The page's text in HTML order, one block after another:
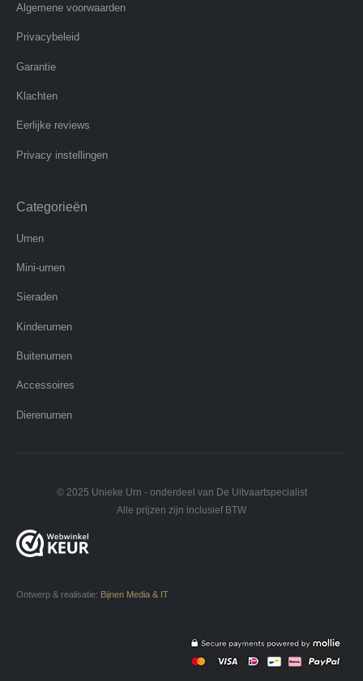
Algemene voorwaarden
Privacybeleid
Garantie
Klachten
Eerlijke reviews
Privacy instellingen
Categorieën
Urnen
Mini-urnen
Sieraden
Kinderurnen
Buitenurnen
Accessoires
Dierenurnen
© 2025 Unieke Urn - onderdeel van De Uitvaartspecialist
Alle prijzen zijn inclusief BTW
Ontwerp & realisatie: Bijnen Media & IT